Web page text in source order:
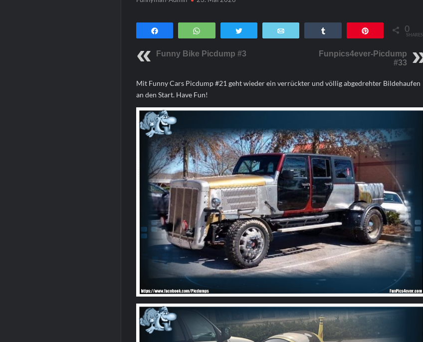
WhatsApp 0
SHARES
Funny Bike Picdump #3
Funpics4ever-Picdump
#33
Mit Funny Cars Picdump #21 geht wieder ein verrückter und völlig abgedrehter Bildehaufen
an den Start. Have Fun!